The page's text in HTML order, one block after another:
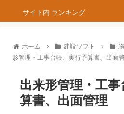
サイト内 ランキング
ホーム 建設ソフト
形管理・工事台帳、実行予算書、出面
出来形管理・工
算書、出面管理